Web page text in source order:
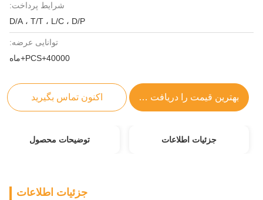
شرایط پرداخت:
D/A ، T/T ، L/C ، D/P
توانایی عرضه:
40000+PCS+ماه
بهترین قیمت را دریافت کنید اکنون تماس بگیرید
جزئیات اطلاعات توضیحات محصول
جزئیات اطلاعات